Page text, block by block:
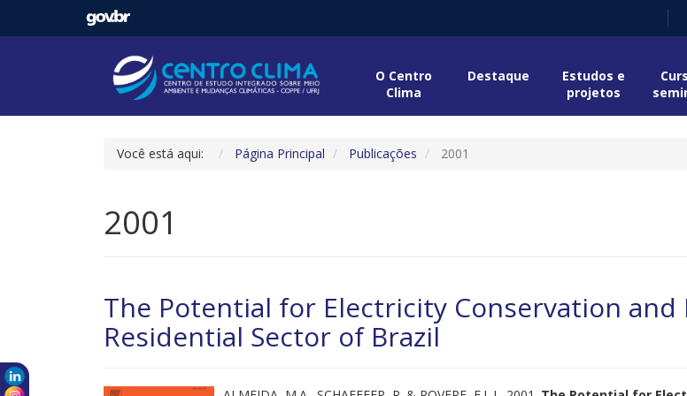
CONTEÚDO
O Centro
Clima
Destaque
Estudos e
projetos
Você está aqui: Página Principal Publicações 2001
2001
The Potential for Electricity Conservation and
Residential Sector of Brazil